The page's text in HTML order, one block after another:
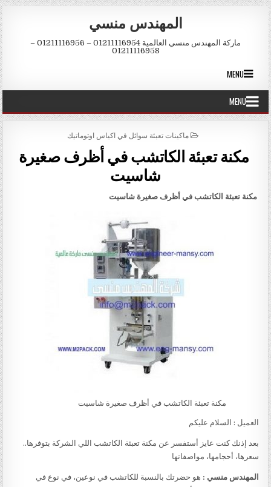
Skip to content
المهندس منسي
ماركة المهندس منسي العالمية 01211116954 – 01211116956 –
01211116958
MENU
MENU
POSTED IN
ماكينات تعبئة سوائل في اكياس اوتوماتيك
مكنة تعبئة الكاتشب في أظرف صغيرة
شاسيت
مكنة تعبئة الكاتشب في أظرف صغيرة شاسيت
مكنة تعبئة الكاتشب في أظرف صغيرة شاسيت
العميل : السلام عليكم
بعد إذنك كنت عايز أستفسر عن مكنة تعبئة الكاتشب اللي الشركة بتوفرها..
سعرها، أحجامها، مواصفاتها
المهندس منسي : هو حضرتك بالنسبة للكاتشب في نوعين، في نوع في